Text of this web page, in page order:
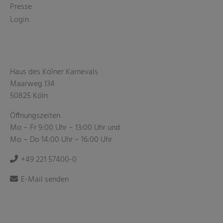
Presse
Login
Haus des Kölner Karnevals
Maarweg 134
50825 Köln
Öffnungszeiten
Mo – Fr 9:00 Uhr – 13:00 Uhr und
Mo – Do 14:00 Uhr – 16:00 Uhr
+49 221 57400-0
E-Mail senden